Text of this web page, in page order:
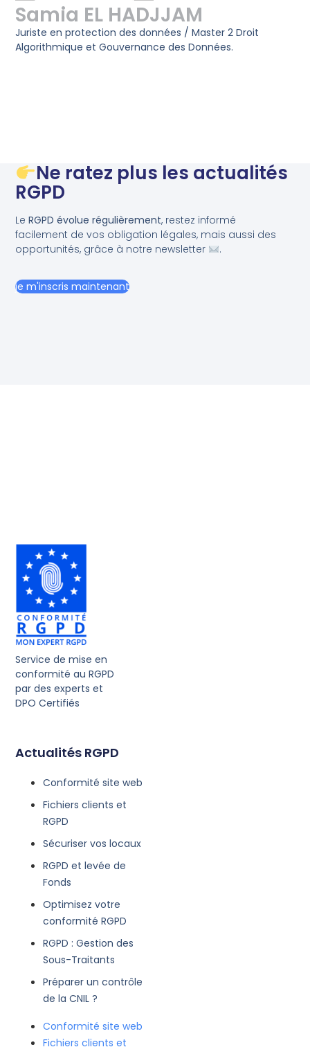
Samia EL HADJJAM
Juriste en protection des données / Master 2 Droit
Algorithmique et Gouvernance des Données.
Ne ratez plus les actualités
RGPD
Le RGPD évolue régulièrement, restez informé
facilement de vos obligation légales, mais aussi des
opportunités, grâce à notre newsletter
.
je m'inscris maintenant
Service de mise en
conformité au RGPD
par des experts et
DPO Certifiés
Actualités RGPD
Conformité site web
Fichiers clients et
RGPD
Sécuriser vos locaux
RGPD et levée de
Fonds
Optimisez votre
conformité RGPD
RGPD : Gestion des
Sous-Traitants
Préparer un contrôle
de la CNIL ?
Conformité site web
Fichiers clients et